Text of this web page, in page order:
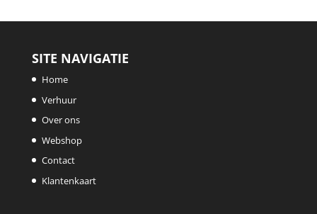
SITE NAVIGATIE
Home
Verhuur
Over ons
Webshop
Contact
Klantenkaart